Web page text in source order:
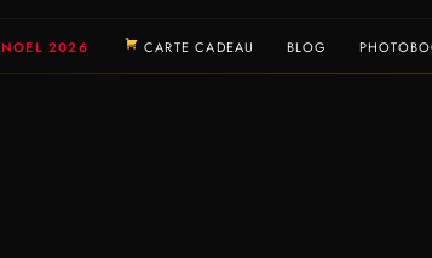
NOEL 2026 CARTE CADEAU BLOG